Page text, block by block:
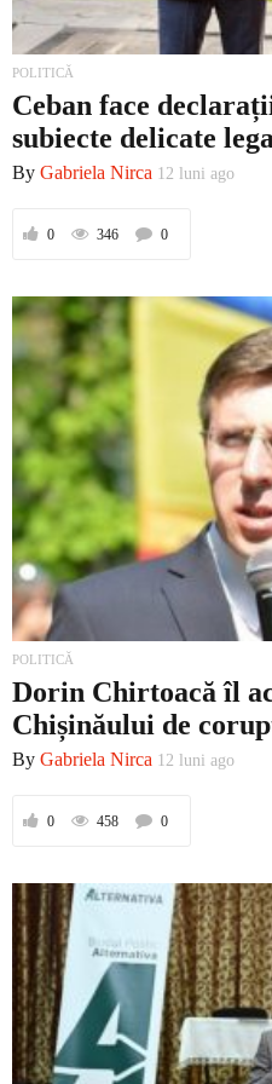
POLITICĂ
Ceban face
subiecte delicate
By Gabriela Nirca 12 luni ago
0 346 0
POLITICĂ
Dorin Chirtoacă îl
Chișinăului de
By Gabriela Nirca 12 luni ago
0 458 0